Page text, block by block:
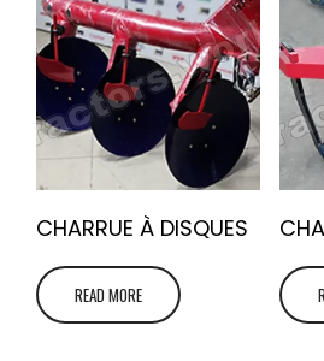
CHARRUE À DISQUES
READ MORE